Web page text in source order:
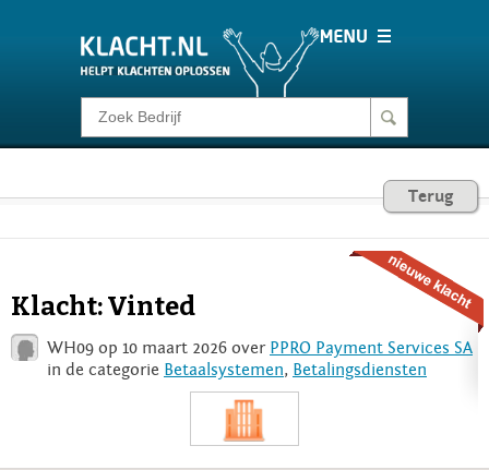
Klacht melden
Consumentenrecht Terug
Klacht: Vinted
WH09 op 10 maart 2026 over PPRO Payment Services SA
in de categorie Betaalsystemen, Betalingsdiensten